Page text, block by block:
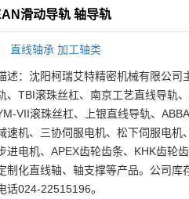
滑动导轨 轴导轨
直线轴承 加工轴类
述：沈阳柯瑞艾特精密机械有限公司
、TBI滚珠丝杠、南京工艺直线导轨
VII滚珠丝杠、上银直线导轨、
速机、三协伺服电机、松下伺服电机
进电机、APEX齿轮齿条、KHK齿轮
制化直线轴、轴支撑等产品。公司库
话024-22515196。